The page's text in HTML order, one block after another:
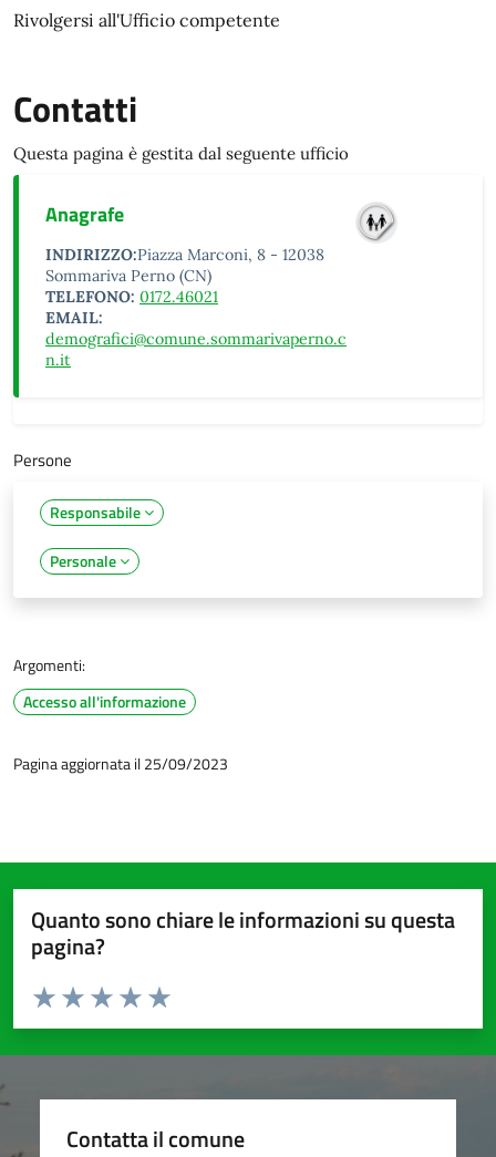
Rivolgersi all'Ufficio competente
Contatti
Questa pagina è gestita dal seguente ufficio
Anagrafe
INDIRIZZO:Piazza Marconi, 8 - 12038
Sommariva Perno (CN)
TELEFONO: 0172.46021
EMAIL:
demografici@comune.sommarivaperno.c
n.it
Persone
Responsabile
Personale
Argomenti:
Accesso all'informazione
Pagina aggiornata il 25/09/2023
Quanto sono chiare le informazioni su questa
pagina?
Valuta da 1 a 5 stelle la pagina
Valuta 5 stelle su 5
Valuta 4 stelle su 5
Valuta 3 stelle su 5
Valuta 2 stelle su 5
Valuta 1 stelle su 5
Contatta il comune